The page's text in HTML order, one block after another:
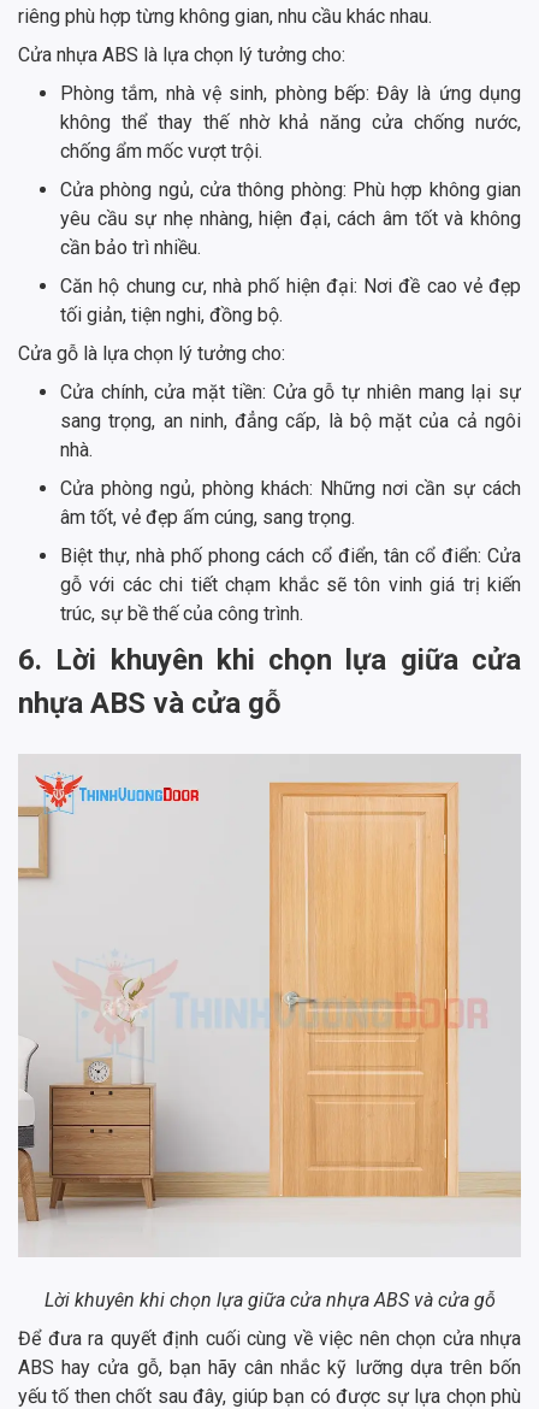
riêng phù hợp từng không gian, nhu cầu khác nhau.
Cửa nhựa ABS là lựa chọn lý tưởng cho:
Phòng tắm, nhà vệ sinh, phòng bếp: Đây là ứng dụng
không thể thay thế nhờ khả năng cửa chống nước,
chống ẩm mốc vượt trội.
Cửa phòng ngủ, cửa thông phòng: Phù hợp không gian
yêu cầu sự nhẹ nhàng, hiện đại, cách âm tốt và không
cần bảo trì nhiều.
Căn hộ chung cư, nhà phố hiện đại: Nơi đề cao vẻ đẹp
tối giản, tiện nghi, đồng bộ.
Cửa gỗ là lựa chọn lý tưởng cho:
Cửa chính, cửa mặt tiền: Cửa gỗ tự nhiên mang lại sự
sang trọng, an ninh, đẳng cấp, là bộ mặt của cả ngôi
nhà.
Cửa phòng ngủ, phòng khách: Những nơi cần sự cách
âm tốt, vẻ đẹp ấm cúng, sang trọng.
Biệt thự, nhà phố phong cách cổ điển, tân cổ điển: Cửa
gỗ với các chi tiết chạm khắc sẽ tôn vinh giá trị kiến
trúc, sự bề thế của công trình.
6. Lời khuyên khi chọn lựa giữa cửa
nhựa ABS và cửa gỗ
Lời khuyên khi chọn lựa giữa cửa nhựa ABS và cửa gỗ
Để đưa ra quyết định cuối cùng về việc nên chọn cửa nhựa
ABS hay cửa gỗ, bạn hãy cân nhắc kỹ lưỡng dựa trên bốn
yếu tố then chốt sau đây, giúp bạn có được sự lựa chọn phù